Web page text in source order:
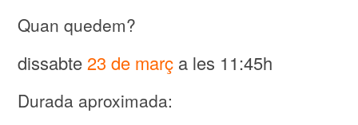
Quan quedem?
dissabte 23 de març a les 11:45h
Durada aproximada: